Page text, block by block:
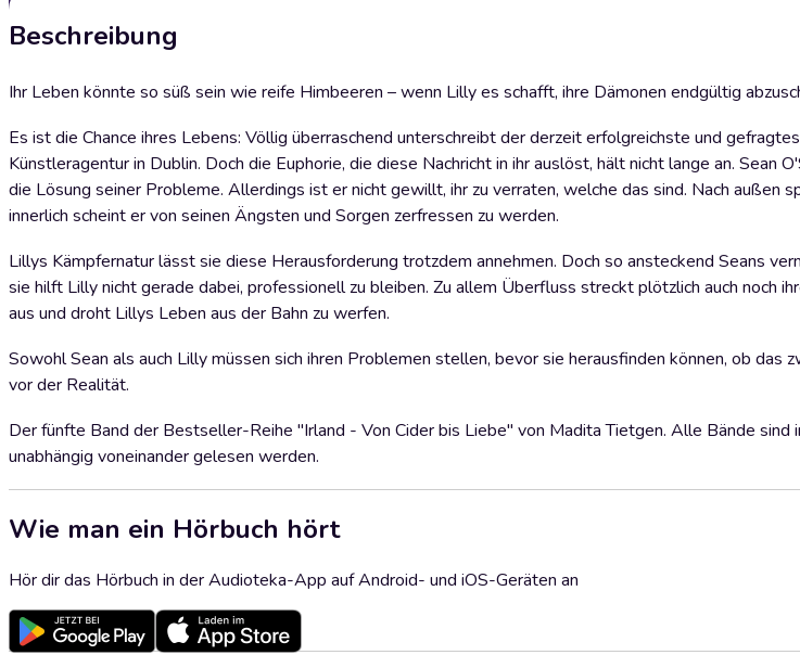
Beschreibung
Ihr Leben könnte so süß sein wie reife Himbeeren – wenn Lilly es schafft, ihre Dämonen endgültig
Es ist die Chance ihres Lebens: Völlig überraschend unterschreibt der derzeit erfolgreichste und
Künstleragentur in Dublin. Doch die Euphorie, die diese Nachricht in ihr auslöst, hält nicht lange an. Sean
die Lösung seiner Probleme. Allerdings ist er nicht gewillt, ihr zu verraten, welche das sind. Nach außen
innerlich scheint er von seinen Ängsten und Sorgen zerfressen zu werden.
Lillys Kämpfernatur lässt sie diese Herausforderung trotzdem annehmen. Doch so ansteckend Seans
sie hilft Lilly nicht gerade dabei, professionell zu bleiben. Zu allem Überfluss streckt plötzlich auch noch
aus und droht Lillys Leben aus der Bahn zu werfen.
Sowohl Sean als auch Lilly müssen sich ihren Problemen stellen, bevor sie herausfinden können, ob das
vor der Realität.
Der fünfte Band der Bestseller-Reihe "Irland - Von Cider bis Liebe" von Madita Tietgen. Alle Bände sind
unabhängig voneinander gelesen werden.
Wie man ein Hörbuch hört
Hör dir das Hörbuch in der Audioteka-App auf Android- und iOS-Geräten an